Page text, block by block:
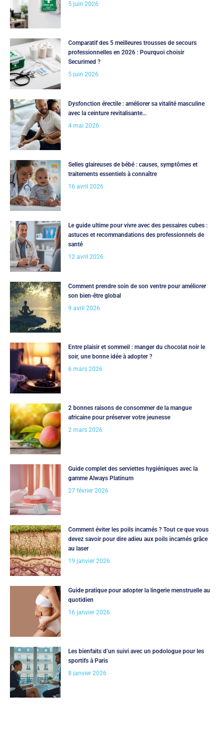
5 juin 2026
Comparatif des 5 meilleures trousses de secours
professionnelles en 2026 : Pourquoi choisir
Securimed ?
5 juin 2026
Dysfonction érectile : améliorer sa vitalité masculine
avec la ceinture revitalisante…
4 mai 2026
Selles glaireuses de bébé : causes, symptômes et
traitements essentiels à connaître
16 avril 2026
Le guide ultime pour vivre avec des pessaires cubes :
astuces et recommandations des professionnels de
santé
12 avril 2026
Comment prendre soin de son ventre pour améliorer
son bien-être global
9 avril 2026
Entre plaisir et sommeil : manger du chocolat noir le
soir, une bonne idée à adopter ?
6 mars 2026
2 bonnes raisons de consommer de la mangue
africaine pour préserver votre jeunesse
2 mars 2026
Guide complet des serviettes hygiéniques avec la
gamme Always Platinum
27 février 2026
Comment éviter les poils incarnés ? Tout ce que vous
devez savoir pour dire adieu aux poils incarnés grâce
au laser
19 janvier 2026
Guide pratique pour adopter la lingerie menstruelle au
quotidien
16 janvier 2026
Les bienfaits d’un suivi avec un podologue pour les
sportifs à Paris
8 janvier 2026